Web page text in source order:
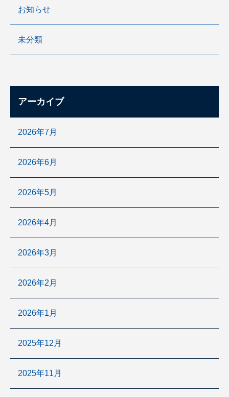
お知らせ
未分類
アーカイブ
2026年7月
2026年6月
2026年5月
2026年4月
2026年3月
2026年2月
2026年1月
2025年12月
2025年11月